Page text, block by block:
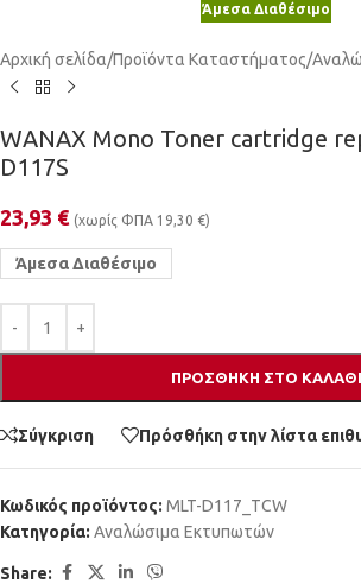
Άμεσα Διαθέσιμο
Αρχική σελίδα/Προϊόντα Καταστήματος/
WANAX Mono Toner cartridge
D117S
23,93 € (χωρίς ΦΠΑ 19,30 €)
Άμεσα Διαθέσιμο
ΠΡΟΣΘΉΚΗ ΣΤΟ ΚΑΛΆΘΙ
Σύγκριση Πρόσθήκη στην λίστα
Κωδικός προϊόντος: MLT-D117_TCW
Κατηγορία: Αναλώσιμα Εκτυπωτών
Share: